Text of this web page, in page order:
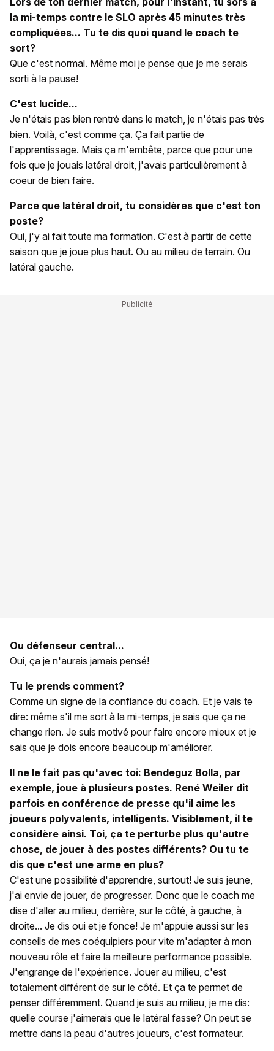
la mi-temps contre le SLO après 45 minutes très
compliquées... Tu te dis quoi quand le coach te
sort?
Que c'est normal. Même moi je pense que je me serais
sorti à la pause!
C'est lucide...
Je n'étais pas bien rentré dans le match, je n'étais pas très
bien. Voilà, c'est comme ça. Ça fait partie de
l'apprentissage. Mais ça m'embête, parce que pour une
fois que je jouais latéral droit, j'avais particulièrement à
coeur de bien faire.
Parce que latéral droit, tu considères que c'est ton
poste?
Oui, j'y ai fait toute ma formation. C'est à partir de cette
saison que je joue plus haut. Ou au milieu de terrain. Ou
latéral gauche.
Ou défenseur central...
Oui, ça je n'aurais jamais pensé!
Tu le prends comment?
Comme un signe de la confiance du coach. Et je vais te
dire: même s'il me sort à la mi-temps, je sais que ça ne
change rien. Je suis motivé pour faire encore mieux et je
sais que je dois encore beaucoup m'améliorer.
Il ne le fait pas qu'avec toi: Bendeguz Bolla, par
exemple, joue à plusieurs postes. René Weiler dit
parfois en conférence de presse qu'il aime les
joueurs polyvalents, intelligents. Visiblement, il te
considère ainsi. Toi, ça te perturbe plus qu'autre
chose, de jouer à des postes différents? Ou tu te
dis que c'est une arme en plus?
C'est une possibilité d'apprendre, surtout! Je suis jeune,
j'ai envie de jouer, de progresser. Donc que le coach me
dise d'aller au milieu, derrière, sur le côté, à gauche, à
droite... Je dis oui et je fonce! Je m'appuie aussi sur les
conseils de mes coéquipiers pour vite m'adapter à mon
nouveau rôle et faire la meilleure performance possible.
J'engrange de l'expérience. Jouer au milieu, c'est
totalement différent de sur le côté. Et ça te permet de
penser différemment. Quand je suis au milieu, je me dis:
quelle course j'aimerais que le latéral fasse? On peut se
mettre dans la peau d'autres joueurs, c'est formateur.